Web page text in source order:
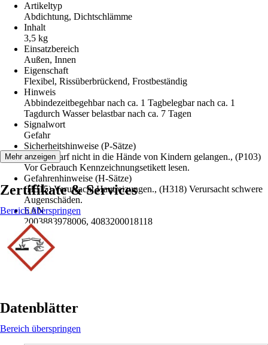
Artikeltyp
Abdichtung, Dichtschlämme
Inhalt
3,5 kg
Einsatzbereich
Außen, Innen
Eigenschaft
Flexibel, Rissüberbrückend, Frostbeständig
Hinweis
Abbindezeitbegehbar nach ca. 1 Tagbelegbar nach ca. 1
Tagdurch Wasser belastbar nach ca. 7 Tagen
Signalwort
Gefahr
Sicherheitshinweise (P-Sätze)
(P102) Darf nicht in die Hände von Kindern gelangen., (P103)
Vor Gebrauch Kennzeichnungsetikett lesen.
Gefahrenhinweise (H-Sätze)
(H315) Verursacht Hautreizungen., (H318) Verursacht schwere
Augenschäden.
EAN
2003883978006, 4083200018118
Mehr anzeigen
Zertifikate & Services
Bereich überspringen
Datenblätter
Bereich überspringen